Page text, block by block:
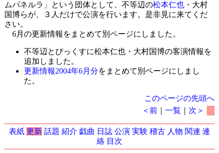
ムパネルラ」という団体として、不等辺の松本仁也・大村
国博らが、３人だけで公演を行います。是非見に来てくだ
さい。
6月の更新情報をまとめて別ページにしました。
不等辺とぴっくすに松本仁也・大村国博の客演情報を
追加しました。
更新情報2004年6月分をまとめて別ページにしまし
た。
このページの先頭へ
＜前 ｜一覧 次＞
表紙 更新 話題 紹介 戯曲 日誌 公演 実験 稽古 人物 関連 連
絡 目次